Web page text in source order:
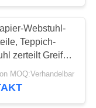
225
Webstuhl-
Teppich-
zerteilt Greifer-
CRX
MOQ:Verhandelbar